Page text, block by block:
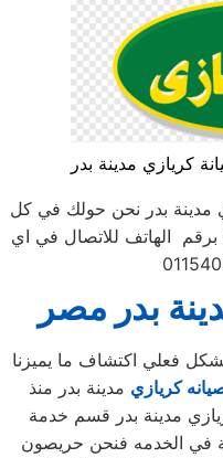
كريازي مدينة بدر
بدر نحن حولك في كل
الهاتف للاتصال في اي
بدر مصر
فعلي اكتشاف ما يميزنا
كريازي مدينة بدر منذ
مدينة بدر قسم خدمة
في الخدمه فنحن حريصون